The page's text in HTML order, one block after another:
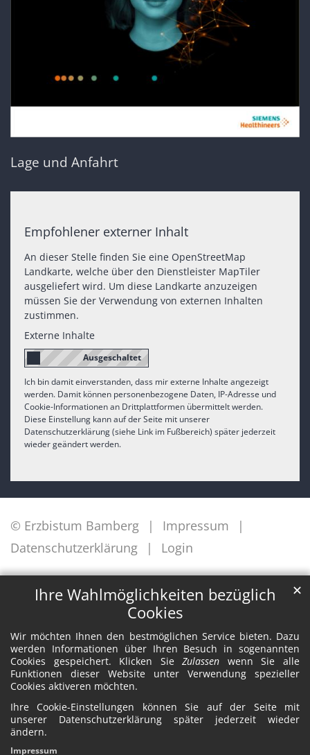
Ihre Wahlmöglichkeiten bezüglich
Cookies
Wir möchten Ihnen den bestmöglichen Service bieten. Dazu
werden Informationen über Ihren Besuch in sogenannten
Cookies gespeichert. Klicken SieZulassen wenn Sie alle
Funktionen dieser Website unter Verwendung spezieller
Cookies aktiveren möchten.
Ihre Cookie-Einstellungen können Sie auf der Seite mit
unserer Datenschutzerklärung später jederzeit wieder
ändern.
✕
Impressum
Lage und Anfahrt
Empfohlener externer Inhalt
An dieser Stelle finden Sie eine OpenStreetMap
Landkarte, welche über den Dienstleister MapTiler
ausgeliefert wird. Um diese Landkarte anzuzeigen
müssen Sie der Verwendung von externen Inhalten
zustimmen.
Externe Inhalte
Ich bin damit einverstanden, dass mir externe Inhalte angezeigt
werden. Damit können personenbezogene Daten, IP-Adresse und
Cookie-Informationen an Drittplattformen übermittelt werden.
Diese Einstellung kann auf der Seite mit unserer
Datenschutzerklärung (siehe Link im Fußbereich) später jederzeit
wieder geändert werden.
© Erzbistum Bamberg
Impressum
Datenschutzerklärung
Login